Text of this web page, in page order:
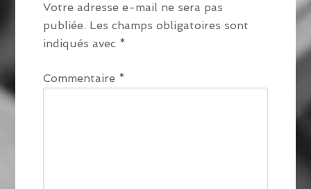
Votre adresse e-mail ne sera pas
publiée. Les champs obligatoires sont
indiqués avec *
Commentaire *